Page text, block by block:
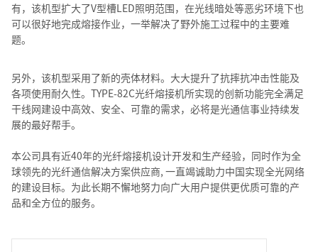
有，该机型扩大了V型槽LED照明范围，在光线暗处等恶劣环境下也
可以很好地完成熔接作业，一举解决了野外施工过程中的主要难
题。
另外，该机型采用了新的壳体材料。大大提升了抗摔抗冲击性能及
各项使用耐久性。TYPE-82C光纤熔接机所实现的创新功能完全满足
干线网建设中高效、安全、可靠的需求，必将是光通信事业持续发
展的最好帮手。
本公司具有近40年的光纤熔接机设计开发和生产经验，同时作为全
球领先的光纤通信解决方案供应商, 一直竭诚助力中国实现全光网络
的建设目标。为此长期不懈地努力向广大用户提供更优质可靠的产
品和全方位的服务。